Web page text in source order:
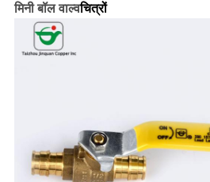
मिनी बॉल वाल्वचित्रों